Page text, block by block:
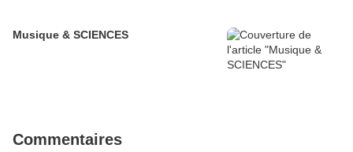
Musique & SCIENCES
Commentaires